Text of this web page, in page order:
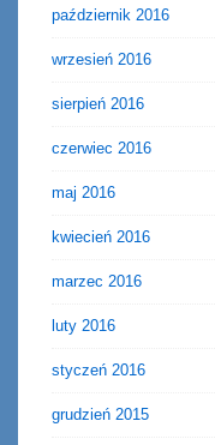
październik 2016
wrzesień 2016
sierpień 2016
czerwiec 2016
maj 2016
kwiecień 2016
marzec 2016
luty 2016
styczeń 2016
grudzień 2015